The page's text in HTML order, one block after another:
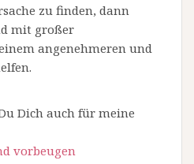
zu finden, dann
mit großer
angenehmeren und
Dich auch für meine
vorbeugen